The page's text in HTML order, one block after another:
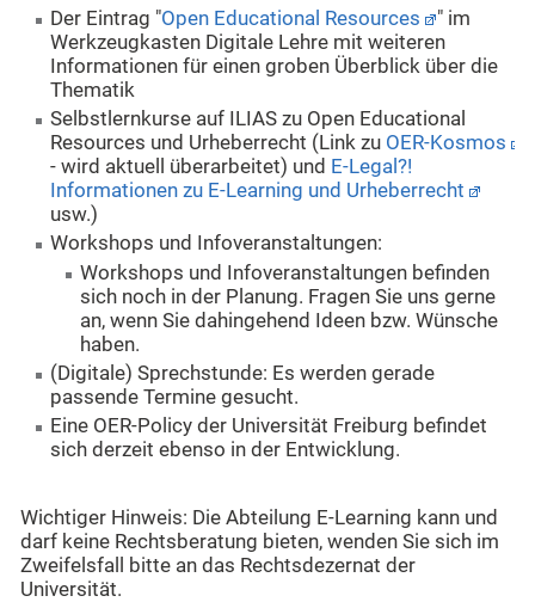
Der Eintrag "Open Educational Resources
" im
Werkzeugkasten Digitale Lehre mit weiteren
Informationen für einen groben Überblick über die
Thematik
Selbstlernkurse auf ILIAS zu Open Educational
Resources und Urheberrecht (Link zu OER-Kosmos
- wird aktuell überarbeitet) und E-Legal?!
Informationen zu E-Learning und Urheberrecht
usw.)
Workshops und Infoveranstaltungen:
Workshops und Infoveranstaltungen befinden
sich noch in der Planung. Fragen Sie uns gerne
an, wenn Sie dahingehend Ideen bzw. Wünsche
haben.
(Digitale) Sprechstunde: Es werden gerade
passende Termine gesucht.
Eine OER-Policy der Universität Freiburg befindet
sich derzeit ebenso in der Entwicklung.
Wichtiger Hinweis: Die Abteilung E-Learning kann und
darf keine Rechtsberatung bieten, wenden Sie sich im
Zweifelsfall bitte an das Rechtsdezernat der
Universität.